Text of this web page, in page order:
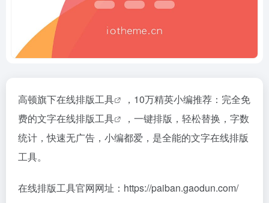
高顿旗下在线排版工具
，10万精英小编推荐：完全免
费的文字在线排版工具
，一键排版，轻松替换，字数
统计，快速无广告，小编都爱，是全能的文字在线排版
工具。
在线排版工具官网网址：https://paiban.gaodun.com/